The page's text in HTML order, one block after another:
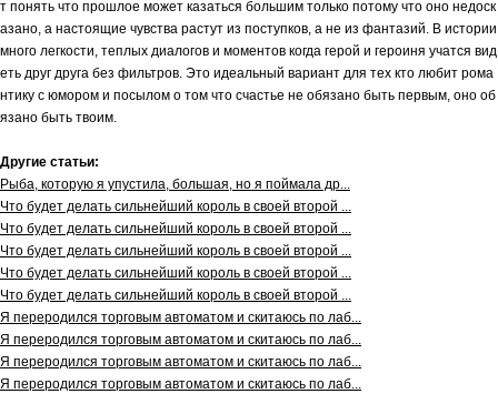
т понять что прошлое может казаться большим только потому что оно недоск
азано, а настоящие чувства растут из поступков, а не из фантазий. В истории
много легкости, теплых диалогов и моментов когда герой и героиня учатся вид
еть друг друга без фильтров. Это идеальный вариант для тех кто любит рома
нтику с юмором и посылом о том что счастье не обязано быть первым, оно об
язано быть твоим.
Другие статьи:
Рыба, которую я упустила, большая, но я поймала др...
Что будет делать сильнейший король в своей второй ...
Что будет делать сильнейший король в своей второй ...
Что будет делать сильнейший король в своей второй ...
Что будет делать сильнейший король в своей второй ...
Что будет делать сильнейший король в своей второй ...
Я переродился торговым автоматом и скитаюсь по лаб...
Я переродился торговым автоматом и скитаюсь по лаб...
Я переродился торговым автоматом и скитаюсь по лаб...
Я переродился торговым автоматом и скитаюсь по лаб...